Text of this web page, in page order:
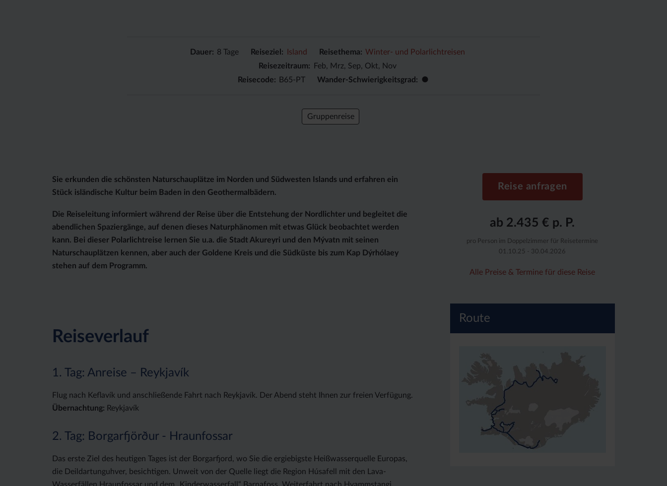
Dauer 8 Tage Reiseziel Island Reisethema
Winter- und Polarlichtreisen
Reisezeitraum
Feb, Mrz, Sep, Okt, Nov
Reisecode
B65-PT Wander-Schwierigkeitsgrad ●
Gruppenreise
Sie erkunden die schönsten Naturschauplätze im Norden und Südwesten Islands und erfahren ein
Stück isländische Kultur beim Baden in den Geothermalbädern.
Die Reiseleitung informiert während der Reise über die Entstehung der Nordlichter und begleitet die
abendlichen Spaziergänge, auf denen dieses Naturphänomen mit etwas Glück beobachtet werden
kann. Bei dieser Polarlichtreise lernen Sie u.a. die Stadt Akureyri und den Mývatn mit seinen
Naturschauplätzen kennen, aber auch der Goldene Kreis und die Südküste bis zum Kap Dýrhólaey
stehen auf dem Programm.
Reiseverlauf
1. Tag: Anreise – Reykjavík
Flug nach Keflavík und anschließende Fahrt nach Reykjavík. Der Abend steht Ihnen zur freien Verfügung.
Übernachtung: Reykjavík
2. Tag: Borgarfjörður - Hraunfossar
Das erste Ziel des heutigen Tages ist der Borgarfjord, wo Sie die ergiebigste Heißwasserquelle Europas,
die Deildartunguhver, besichtigen. Unweit von der Quelle liegt die Region Húsafell mit den Lava-
Reise anfragen
ab 2.435 € p. P.
pro Person im Doppelzimmer für Reisetermine
01.10.25 - 30.04.2026
Alle Preise & Termine für diese Reise
Route